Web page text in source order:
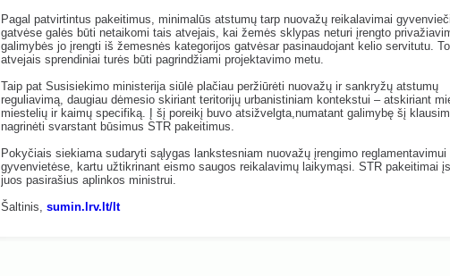
Pagal patvirtintus pakeitimus, minimalūs atstumų tarp nuovažų reikalavimai
gatvėse galės būti netaikomi tais atvejais, kai žemės sklypas neturi įrengto
galimybės jo įrengti iš žemesnės kategorijos gatvėsar pasinaudojant kelio servitutu.
atvejais sprendiniai turės būti pagrindžiami projektavimo metu.
Taip pat Susisiekimo ministerija siūlė plačiau peržiūrėti nuovažų ir sankryžų atstumų
reguliavimą, daugiau dėmesio skiriant teritorijų urbanistiniam kontekstui – atskiriant
miestelių ir kaimų specifiką. Į šį poreikį buvo atsižvelgta,numatant galimybę šį
nagrinėti svarstant būsimus STR pakeitimus.
Pokyčiais siekiama sudaryti sąlygas lankstesniam nuovažų įrengimo reglamentavimui
gyvenvietėse, kartu užtikrinant eismo saugos reikalavimų laikymąsi. STR pakeitimai
juos pasirašius aplinkos ministrui.
Šaltinis, sumin.lrv.lt/lt